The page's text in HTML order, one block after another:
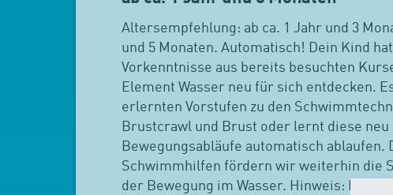
Altersempfehlung: ab ca. 1 Jahr und 3
und 5 Monaten. Automatisch! Dein Kind
Vorkenntnisse aus bereits besuchten
Element Wasser neu für sich entdecken.
erlernten Vorstufen zu den
Brustcrawl und Brust oder lernt diese neu
Bewegungsabläufe automatisch ablaufen.
Schwimmhilfen fördern wir weiterhin die
der Bewegung im Wasser. Hinweis: Es ist